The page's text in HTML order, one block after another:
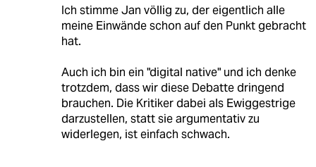
Ich stimme Jan völlig zu, der eigentlich alle
meine Einwände schon auf den Punkt gebracht
hat.
Auch ich bin ein "digital native" und ich denke
trotzdem, dass wir diese Debatte dringend
brauchen. Die Kritiker dabei als Ewiggestrige
darzustellen, statt sie argumentativ zu
widerlegen, ist einfach schwach.